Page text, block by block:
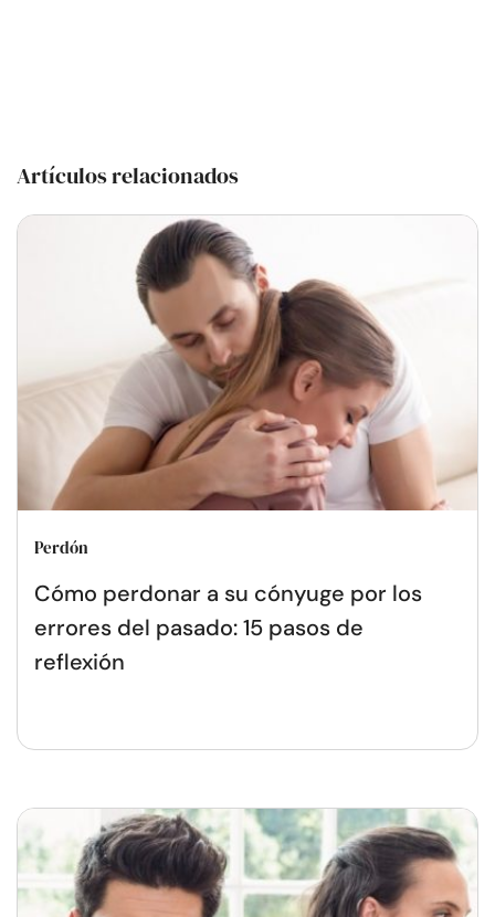
Artículos relacionados
Perdón
Cómo perdonar a su cónyuge por los
errores del pasado: 15 pasos de
reflexión